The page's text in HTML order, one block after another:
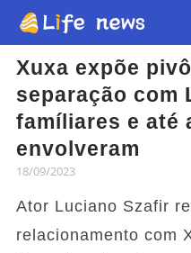
Xuxa expõe
separação com
famíliares e até
envolveram
18/09/2023
Ator Luciano Szafir
relacionamento com
Artigo
Vídeos
Flash news